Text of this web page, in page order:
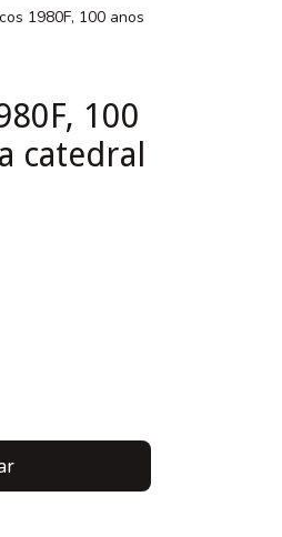
1980F, 100 anos
100
catedral